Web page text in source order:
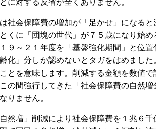
社会保障費の増加が「足かせ」になる
くに「団塊の世代」が７５歳になり始
９～２１年度を「基盤強化期間」と位
化」分しか認めないとタガをはめまし
とを意味します。削減する金額を数値
の間強行してきた「社会保障費の自然
りません。
然増」削減により社会保障費を１兆６千